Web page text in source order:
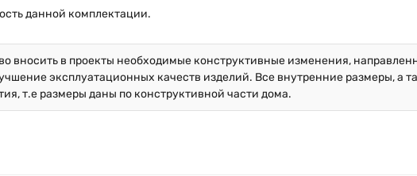
данной комплектации.
вносить в проекты необходимые конструктивные изменения,
эксплуатационных качеств изделий. Все внутренние размеры, а
т.е размеры даны по конструктивной части дома.